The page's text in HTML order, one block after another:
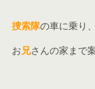
捜索隊の車に乗り
お兄さんの家まで